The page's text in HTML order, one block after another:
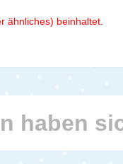
ähnliches) beinhaltet.
haben